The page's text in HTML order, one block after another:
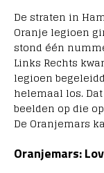
De straten in
Oranje legioen
stond één
Links Rechts
legioen
helemaal los.
beelden op die
De Oranjemars
Oranjemars: